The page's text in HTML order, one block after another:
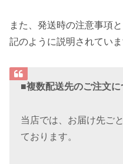
また、発送時の注意事項
記のように説明されていま
■複数配送先のご注文に
当店では、お届け先ご
ております。